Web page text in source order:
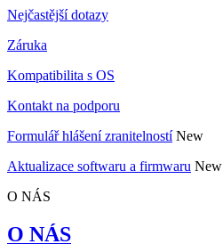
Nejčastější dotazy
Záruka
Kompatibilita s OS
Kontakt na podporu
Formulář hlášení zranitelností New
Aktualizace softwaru a firmwaru New
O NÁS
O NÁS